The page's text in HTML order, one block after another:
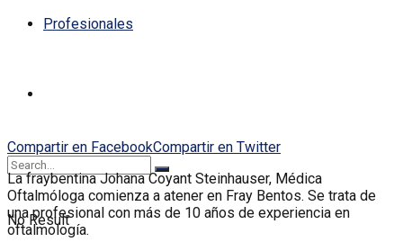
Profesionales
No Result
Compartir en FacebookCompartir en Twitter
La fraybentina Johana Coyant Steinhauser, Médica
Oftalmóloga comienza a atener en Fray Bentos. Se trata de
una profesional con más de 10 años de experiencia en
oftalmología.